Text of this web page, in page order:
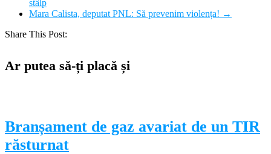
stâlp
Mara Calista, deputat PNL: Să prevenim violența! →
Share This Post:
Ar putea să-ți placă și
Branșament de gaz avariat de un TIR
răsturnat